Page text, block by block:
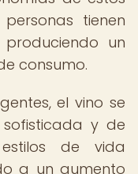
tienen
un
consumo.
el vino se
y de
de vida
a un aumento